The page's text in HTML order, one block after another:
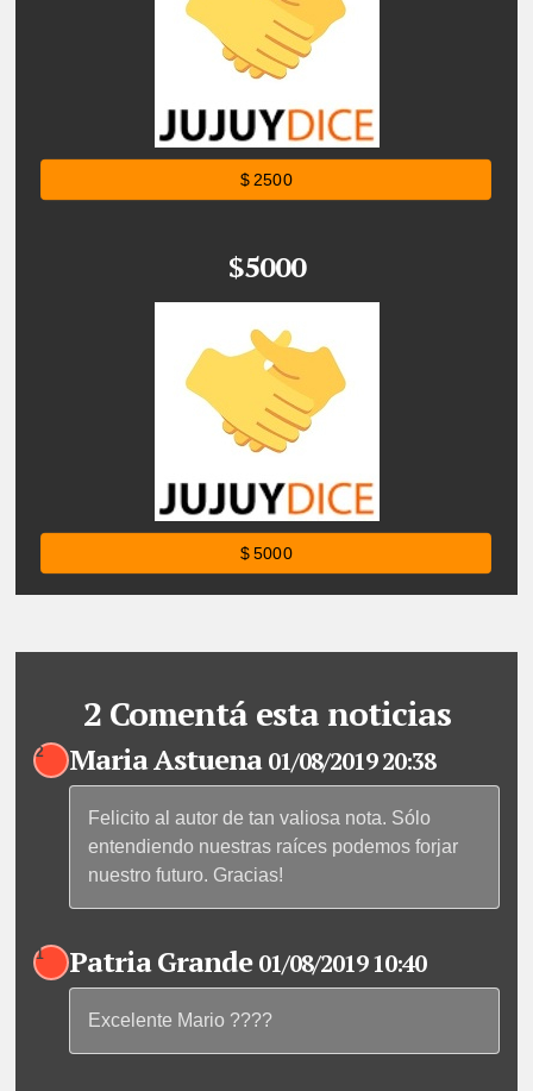
$ 2500
$5000
$ 5000
2 Comentá esta noticias
2 Maria Astuena 01/08/2019 20:38
Felicito al autor de tan valiosa nota. Sólo
entendiendo nuestras raíces podemos forjar
nuestro futuro. Gracias!
1 Patria Grande 01/08/2019 10:40
Excelente Mario ????